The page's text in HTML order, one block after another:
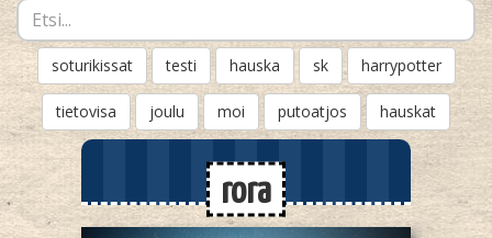
soturikissat testi hauska sk harrypotter
tietovisa joulu moi putoatjos hauskat
rora